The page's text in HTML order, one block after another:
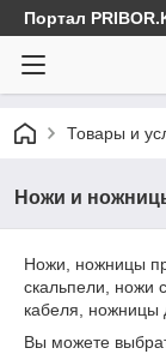
Портал
Товары и
Ножи и
Ножи, ножницы
скальпели, ножи
кабеля, ножницы
Вы можете